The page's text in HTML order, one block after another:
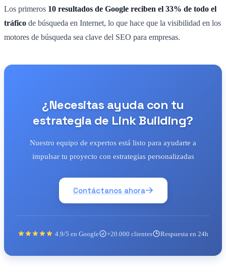
Los primeros 10 resultados de Google reciben el 33% de todo el
tráfico de búsqueda en Internet, lo que hace que la visibilidad en los
motores de búsqueda sea clave del SEO para empresas.
¿Necesitas ayuda con tu
estrategia de Link Building?
Nuestro equipo de expertos está listo para ayudarte a
impulsar tu proyecto con estrategias personalizadas
Contáctanos ahora
4.9/5 en Google +20.000 clientes Respuesta en 24h